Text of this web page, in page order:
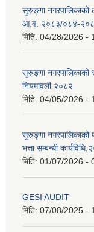
सुरुङ्गा नगरपालिकाको
आ.व. २०८३/०८४-
मिति: 04/28/2026 -
सुरुङ्गा नगरपालिकाको
नियमावली २०८२
मिति: 04/05/2026 -
सुरुङ्गा नगरपालिकाको
भत्ता सम्बन्धी
मिति: 01/07/2026 -
GESI AUDIT
मिति: 07/08/2025 -